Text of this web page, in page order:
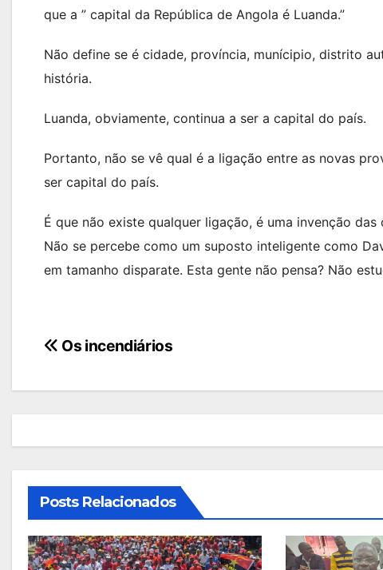
que a ” capital da República de Angola é Luanda.”
Não define se é cidade, província, munícipio, distrito
história.
Luanda, obviamente, continua a ser a capital do país.
Portanto, não se vê qual é a ligação entre as novas
ser capital do país.
É que não existe qualquer ligação, é uma invenção
Não se percebe como um suposto inteligente como
em tamanho disparate. Esta gente não pensa? Não
Navegação
Os incendiários
Posts Relacionados